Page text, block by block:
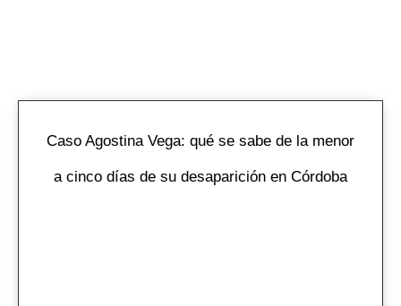
Caso Agostina Vega: qué se sabe de la menor
a cinco días de su desaparición en Córdoba